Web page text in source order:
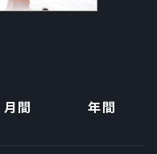
月間 年間